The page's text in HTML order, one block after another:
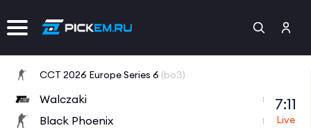
CCT 2026 Europe Series 6 (bo3)
Walczaki 1
Black Phoenix 1
7:11